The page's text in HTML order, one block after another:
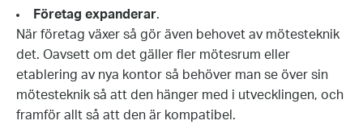
Företag expanderar.
När företag växer så gör även behovet av mötesteknik
det. Oavsett om det gäller fler mötesrum eller
etablering av nya kontor så behöver man se över sin
mötesteknik så att den hänger med i utvecklingen, och
framför allt så att den är kompatibel.